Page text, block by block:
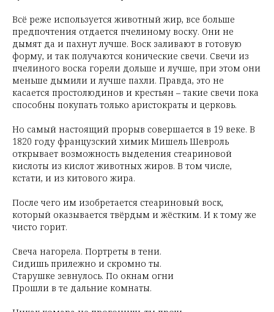
Всё реже используется животный жир, все больше
предпочтения отдается пчелиному воску. Они не
дымят да и пахнут лучше. Воск заливают в готовую
форму, и так получаются конические свечи. Свечи из
пчелиного воска горели дольше и лучше, при этом они
меньше дымили и лучше пахли. Правда, это не
касается простолюдинов и крестьян – такие свечи пока
способны покупать только аристократы и церковь.
Но самый настоящий прорыв совершается в 19 веке. В
1820 году французский химик Мишель Шевроль
открывает возможность выделения стеариновой
кислоты из кислот животных жиров. В том числе,
кстати, и из китового жира.
После чего им изобретается стеариновый воск,
который оказывается твёрдым и жёстким. И к тому же
чисто горит.
Свеча нагорела. Портреты в тени.
Сидишь прилежно и скромно ты.
Старушке зевнулось. По окнам огни
Прошли в те дальние комнаты.